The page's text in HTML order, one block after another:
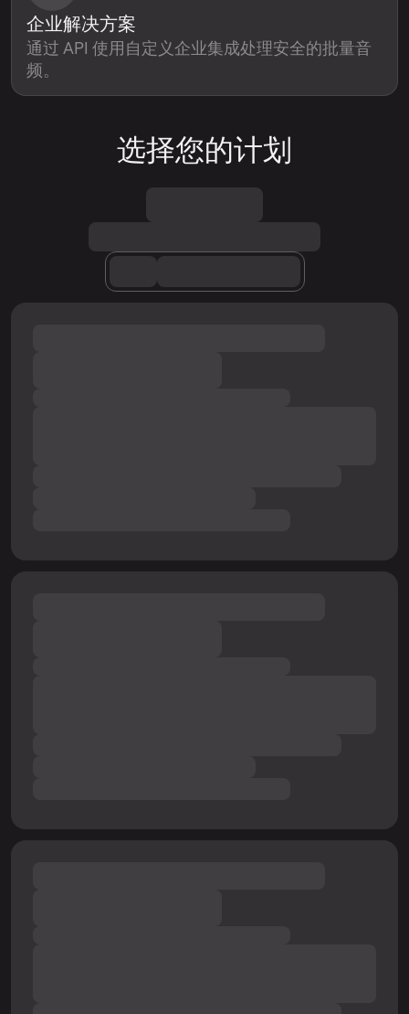
企业解决方案
通过 API 使用自定义企业集成处理安全的批量音
频。
选择您的计划